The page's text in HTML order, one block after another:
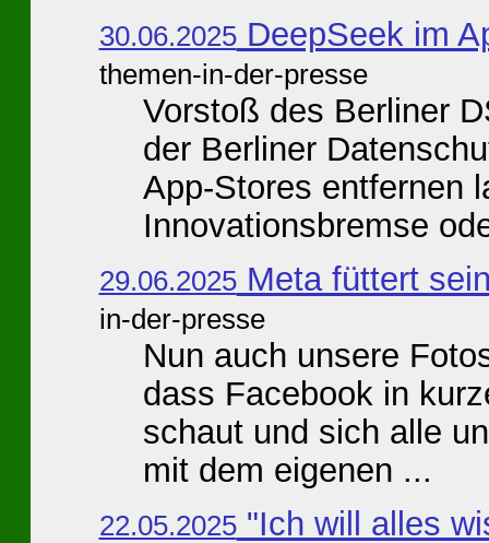
30.06.2025DeepSeek im
themen-in-der-presse
Vorstoß des Berliner
der Berliner
App-Stores entfernen
Innovationsbremse
29.06.2025Meta füttert
in-der-presse
Nun auch unsere
dass Facebook in
schaut und sich alle
mit dem eigenen ...
22.05.2025"Ich will alles